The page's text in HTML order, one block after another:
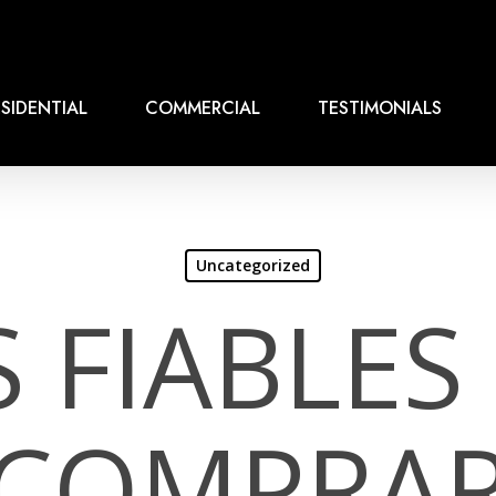
COMMERCIAL TESTIMONIALS
Uncategorized